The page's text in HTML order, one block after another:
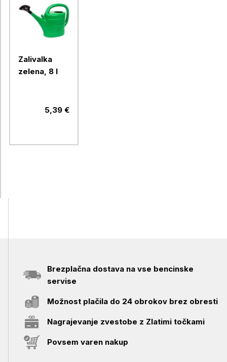
Zalivalka
zelena, 8 l
5,39 €
Brezplačna dostava na vse bencinske
servise
Možnost plačila do 24 obrokov brez obresti
Nagrajevanje zvestobe z Zlatimi točkami
Povsem varen nakup